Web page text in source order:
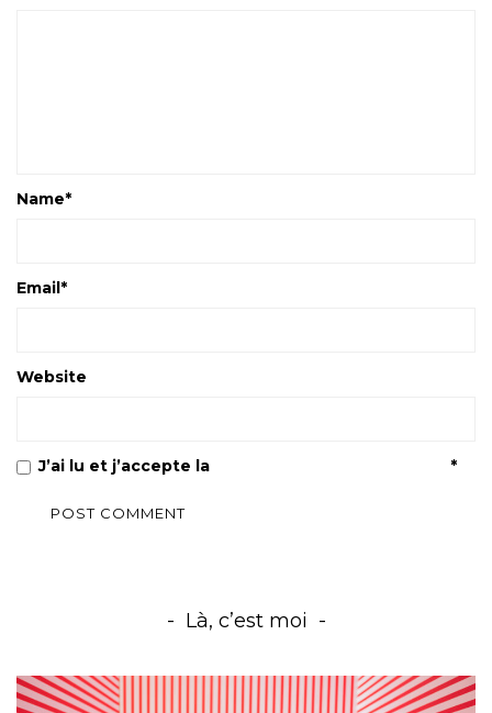
Name*
Email*
Website
J’ai lu et j’accepte la *
Là, c’est moi